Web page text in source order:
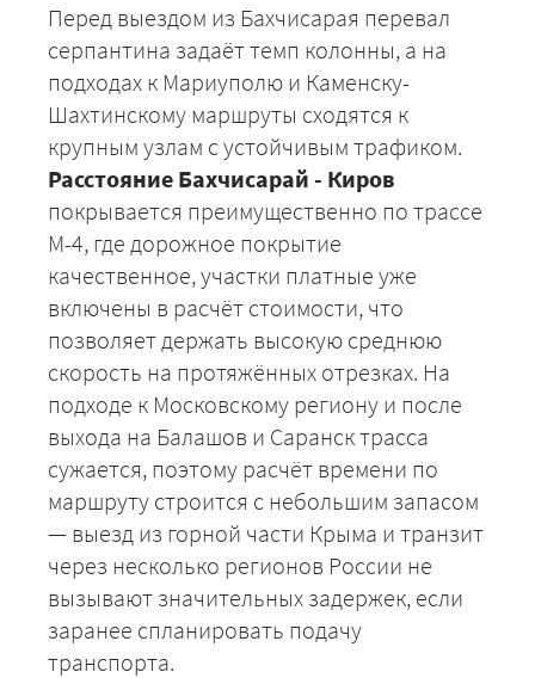
Перед выездом из Бахчисарая перевал
серпантина задаёт темп колонны, а на
подходах к Мариуполю и Каменску-
Шахтинскому маршруты сходятся к
крупным узлам с устойчивым трафиком.
Расстояние Бахчисарай - Киров
покрывается преимущественно по трассе
М-4, где дорожное покрытие
качественное, участки платные уже
включены в расчёт стоимости, что
позволяет держать высокую среднюю
скорость на протяжённых отрезках. На
подходе к Московскому региону и после
выхода на Балашов и Саранск трасса
сужается, поэтому расчёт времени по
маршруту строится с небольшим запасом
— выезд из горной части Крыма и транзит
через несколько регионов России не
вызывают значительных задержек, если
заранее спланировать подачу
транспорта.